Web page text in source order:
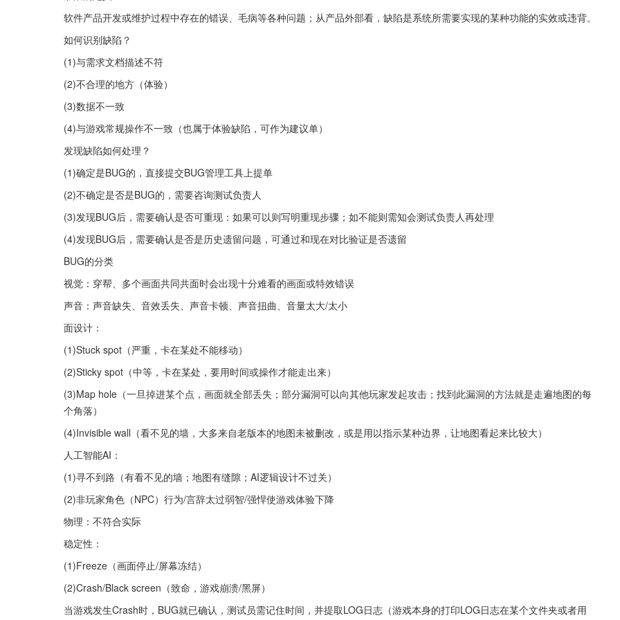
软件产品开发或维护过程中存在的错误、毛病等各种问题；从产品外部看，缺陷是系统所需要实现的某种功能的实效或违背。
如何识别缺陷？
(1)与需求文档描述不符
(2)不合理的地方（体验）
(3)数据不一致
(4)与游戏常规操作不一致（也属于体验缺陷，可作为建议单）
发现缺陷如何处理？
(1)确定是BUG的，直接提交BUG管理工具上提单
(2)不确定是否是BUG的，需要咨询测试负责人
(3)发现BUG后，需要确认是否可重现：如果可以则写明重现步骤；如不能则需知会测试负责人再处理
(4)发现BUG后，需要确认是否是历史遗留问题，可通过和现在对比验证是否遗留
BUG的分类
视觉：穿帮、多个画面共同共面时会出现十分难看的画面或特效错误
声音：声音缺失、音效丢失、声音卡顿、声音扭曲、音量太大/太小
面设计：
(1)Stuck spot（严重，卡在某处不能移动）
(2)Sticky spot（中等，卡在某处，要用时间或操作才能走出来）
(3)Map hole（一旦掉进某个点，画面就全部丢失；部分漏洞可以向其他玩家发起攻击；找到此漏洞的方法就是走遍地图的每
个角落）
(4)Invisible wall（看不见的墙，大多来自老版本的地图未被删改，或是用以指示某种边界，让地图看起来比较大）
人工智能AI：
(1)寻不到路（有看不见的墙；地图有缝隙；AI逻辑设计不过关）
(2)非玩家角色（NPC）行为/言辞太过弱智/强悍使游戏体验下降
物理：不符合实际
稳定性：
(1)Freeze（画面停止/屏幕冻结）
(2)Crash/Black screen（致命，游戏崩溃/黑屏）
当游戏发生Crash时，BUG就已确认，测试员需记住时间，并提取LOG日志（游戏本身的打印LOG日志在某个文件夹或者用